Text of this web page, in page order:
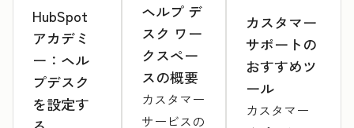
HubSpot
アカデミ
ー：ヘル
プデスク
を設定す
ヘルプ デ
スク ワー
クスペー
スの概要
カスタマー
サービスの
カスタマー
サポートの
おすすめツ
ール
カスタマー